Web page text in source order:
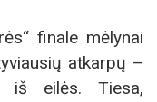
finale mėlynai
atkarpų –
iš eilės. Tiesa,